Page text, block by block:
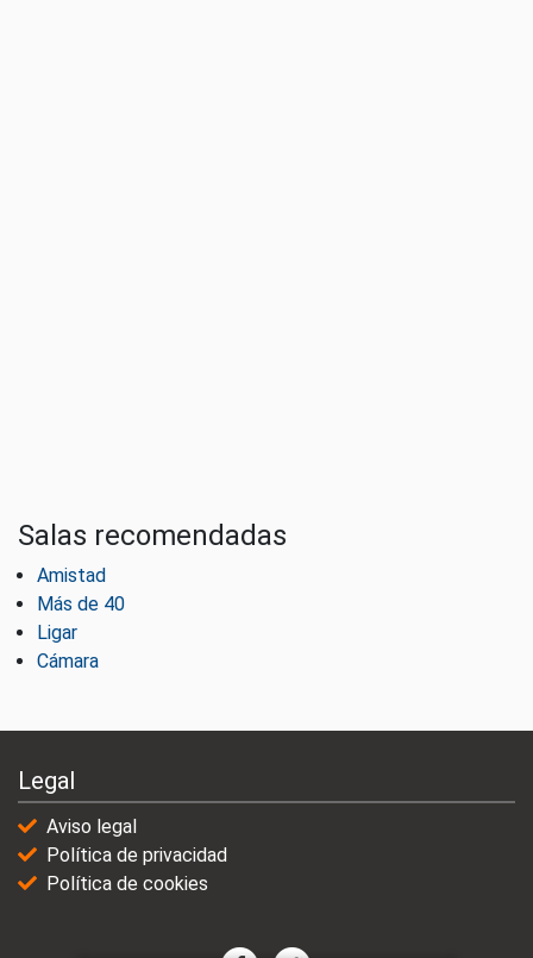
Salas recomendadas
Amistad
Más de 40
Ligar
Cámara
Legal
Aviso legal
Política de privacidad
Política de cookies